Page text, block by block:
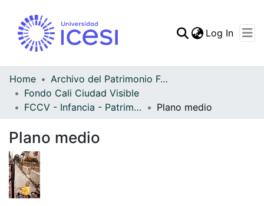
Log In
Home
Archivo del Patrimonio Fotográfico y Fílmico del Valle del Cauca
Fondo Cali Ciudad Visible
FCCV - Infancia - Patrimonial
Plano medio
Plano medio